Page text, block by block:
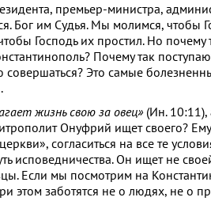
премьер-министра,
Бог им Судья. Мы молимся, чтобы
Господь их простил. Но
Почему так
Это самые
жизнь свою за овец»(Ин. 10:11),
Онуфрий ищет своего?
согласиться на все те
исповедничества. Он ищет не
Если мы посмотрим на
этом заботятся не о людях, не о